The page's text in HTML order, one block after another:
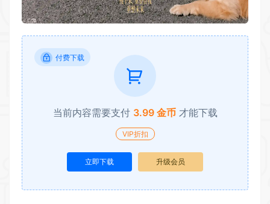
付费下载
当前内容需要支付 3.99 金币 才能下载
VIP折扣
立即下载 升级会员